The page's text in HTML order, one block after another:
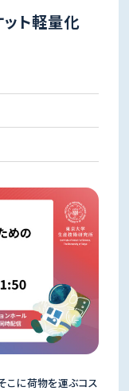
ト軽量化
こに荷物を運ぶコス